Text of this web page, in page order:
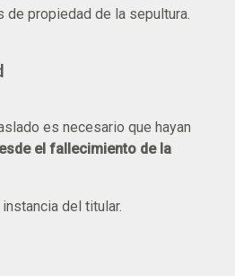
propiedad de la sepultura.
es necesario que hayan
el fallecimiento de la
del titular.